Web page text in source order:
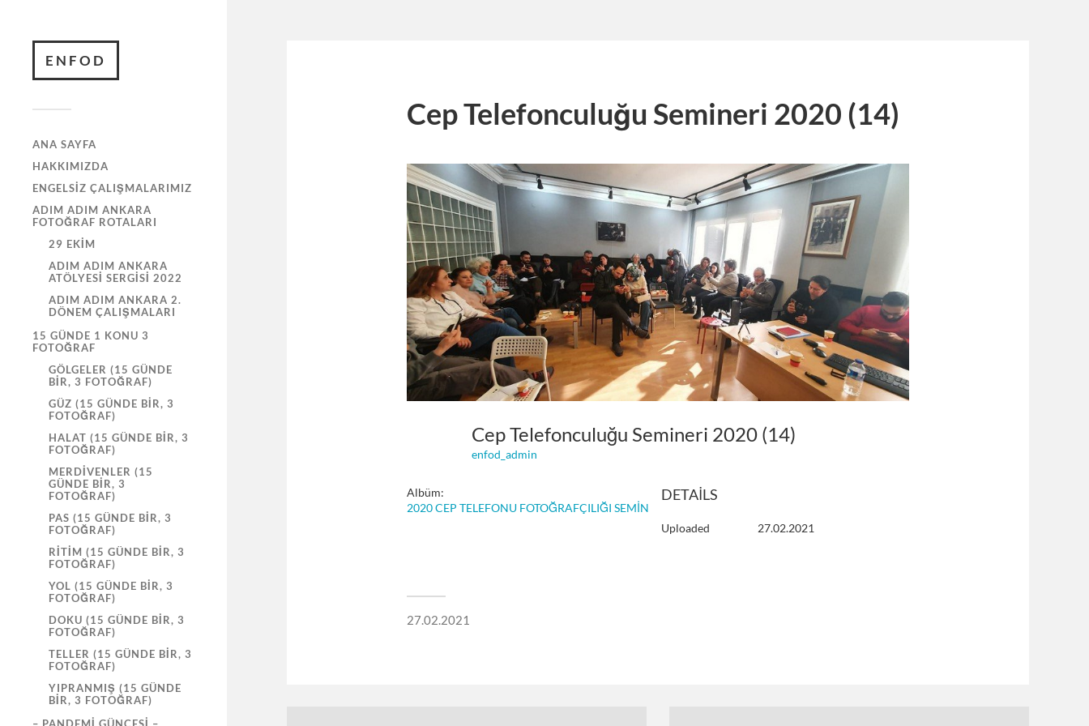
ENFOD
ANA SAYFA
HAKKIMIZDA
ENGELSIZ ÇALIŞMALARIMIZ
ADIM ADIM ANKARA
FOTOĞRAF ROTALARI
29 EKIM
ADIM ADIM ANKARA
ATÖLYESI SERGISI 2022
ADIM ADIM ANKARA 2.
DÖNEM ÇALIŞMALARI
15 GÜNDE 1 KONU 3
FOTOĞRAF
GÖLGELER (15 GÜNDE
BIR, 3 FOTOĞRAF)
GÜZ (15 GÜNDE BIR, 3
FOTOĞRAF)
HALAT (15 GÜNDE BIR, 3
FOTOĞRAF)
MERDIVENLER (15
GÜNDE BIR, 3
FOTOĞRAF)
PAS (15 GÜNDE BIR, 3
FOTOĞRAF)
RITIM (15 GÜNDE BIR, 3
FOTOĞRAF)
YOL (15 GÜNDE BIR, 3
FOTOĞRAF)
DOKU (15 GÜNDE BIR, 3
FOTOĞRAF)
TELLER (15 GÜNDE BIR, 3
FOTOĞRAF)
YIPRANMIŞ (15 GÜNDE
BIR, 3 FOTOĞRAF)
Cep Telefonculuğu Semineri 2020 (14)
Cep Telefonculuğu Semineri 2020 (14)
enfod_admin
Albüm:
2020 CEP TELEFONU FOTOĞRAFÇILIĞI SEMİNERİ
DETAILS
Uploaded 27.02.2021
27.02.2021